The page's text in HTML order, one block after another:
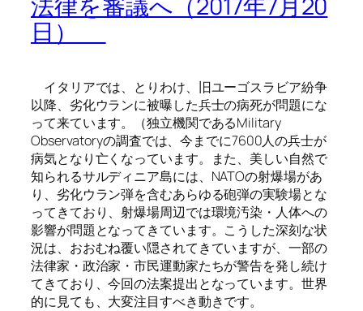
日）
イタリアでは、とりわけ、旧ユーゴスラビア紛争
以降、劣化ウランに被曝した兵士の病死が問題にな
って来ています。（独立機関であるMilitary
Observatoryの調査では、今までに7600人の兵士が
病気となり亡くなっています。また、美しい自然で
知られるサルディニア島には、NATOの射爆場があ
り、劣化ウラン弾を含むあらゆる砲弾の実験場とな
ってきており、射爆場周辺では環境汚染・人体への
影響が問題となってきています。こうした深刻な状
況は、おおむね覆い隠されてきていますが、一部の
法律家・政治家・市民運動家たちが警告を発し続け
てきており、今回の法案提出となっています。世界
的に見ても、大変注目すべき動きです。